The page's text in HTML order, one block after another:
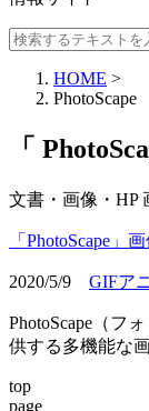
HOME >
PhotoScape
「
文書・画像・HP
「PhotoScape」
2020/5/9 GIFア
PhotoScape（フ
供する多機能な
top
page